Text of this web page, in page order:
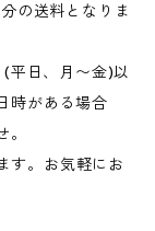
の送料となりま
平日、月〜金)以
時がある場合
す。お気軽にお